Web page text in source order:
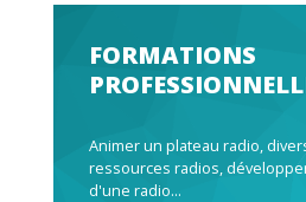
FORMATIONS
Animer un plateau radio,
ressources radios,
d'une radio...